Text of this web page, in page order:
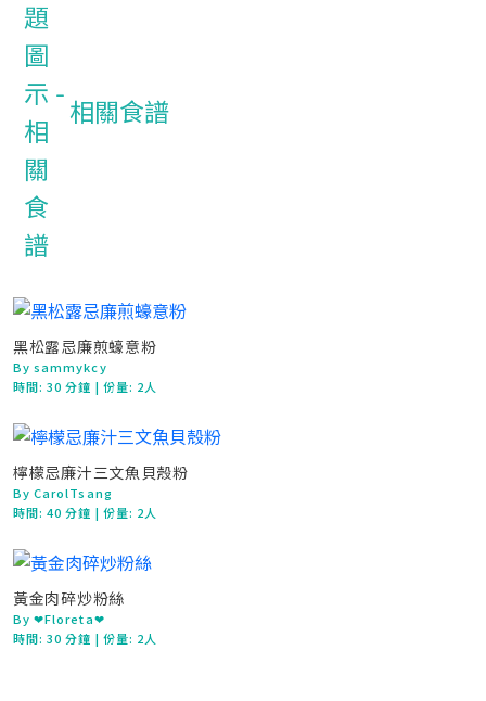
相關食譜
黑松露忌廉煎蠔意粉
By sammykcy
時間:30 分鐘 | 份量: 2人
檸檬忌廉汁三文魚貝殼粉
By CarolTsang
時間:40 分鐘 | 份量: 2人
黃金肉碎炒粉絲
By ❤Floreta❤
時間:30 分鐘 | 份量: 2人